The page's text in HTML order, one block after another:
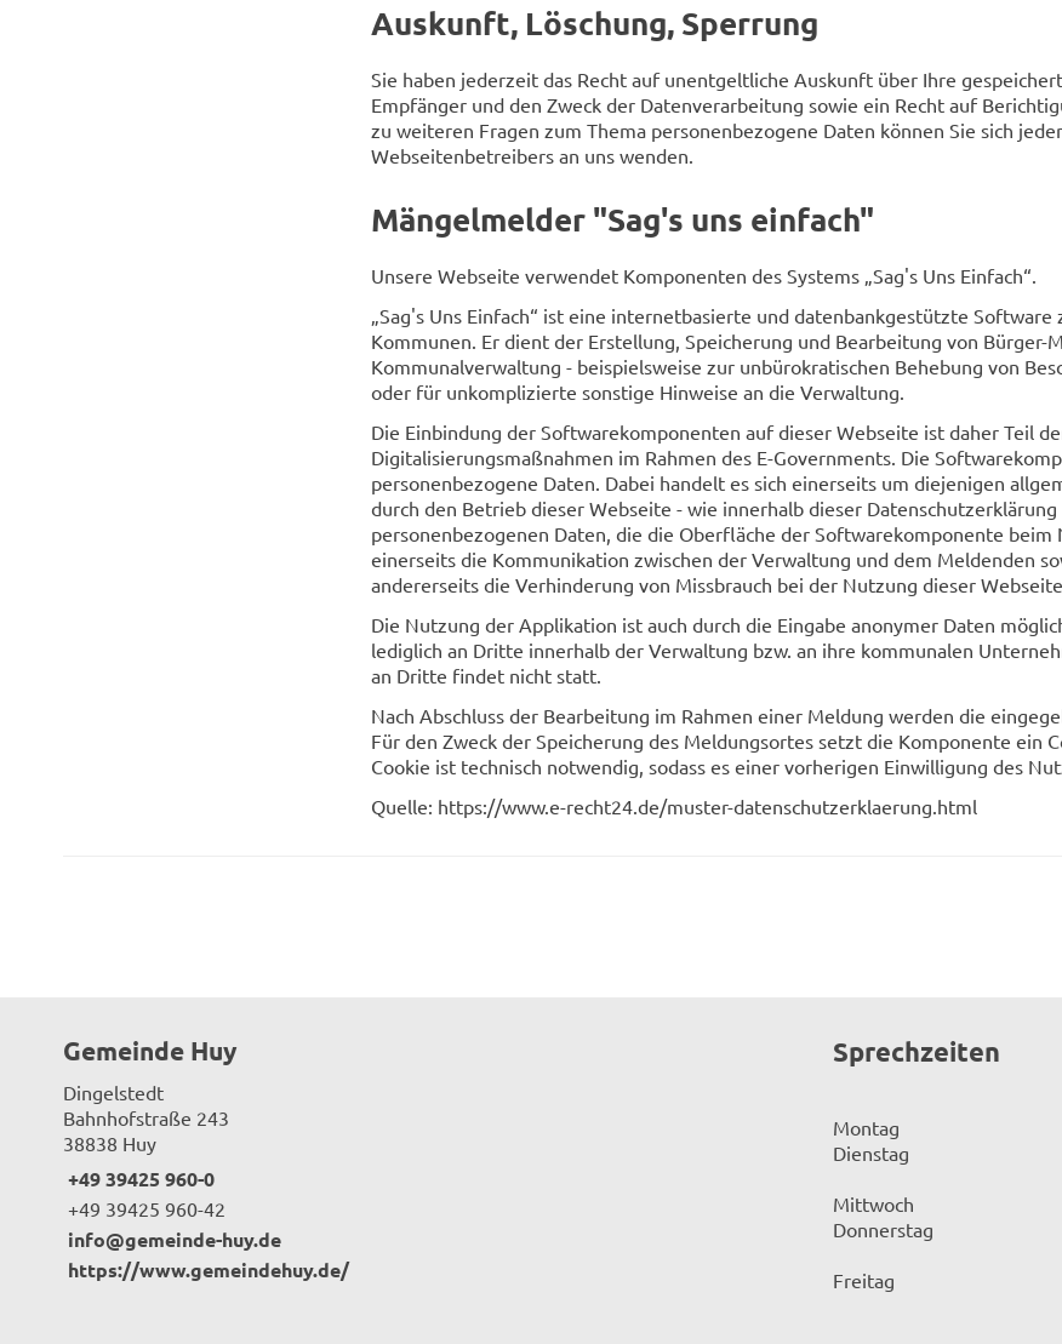
Auskunft, Löschung, Sperrung
Sie haben jederzeit das Recht auf unentgeltliche Auskunft über Ihre
Empfänger und den Zweck der Datenverarbeitung sowie ein Recht auf
zu weiteren Fragen zum Thema personenbezogene Daten können Sie sich
Webseitenbetreibers an uns wenden.
Mängelmelder "Sag's uns einfach"
Unsere Webseite verwendet Komponenten des Systems „Sag's Uns Einfach“.
„Sag's Uns Einfach“ ist eine internetbasierte und datenbankgestützte
Kommunen. Er dient der Erstellung, Speicherung und Bearbeitung von
Kommunalverwaltung - beispielsweise zur unbürokratischen Behebung von
oder für unkomplizierte sonstige Hinweise an die Verwaltung.
Die Einbindung der Softwarekomponenten auf dieser Webseite ist daher Teil
Digitalisierungsmaßnahmen im Rahmen des E-Governments. Die
personenbezogene Daten. Dabei handelt es sich einerseits um diejenigen
durch den Betrieb dieser Webseite - wie innerhalb dieser
personenbezogenen Daten, die die Oberfläche der Softwarekomponente
einerseits die Kommunikation zwischen der Verwaltung und dem Meldenden
andererseits die Verhinderung von Missbrauch bei der Nutzung dieser
Die Nutzung der Applikation ist auch durch die Eingabe anonymer Daten
lediglich an Dritte innerhalb der Verwaltung bzw. an ihre kommunalen
an Dritte findet nicht statt.
Nach Abschluss der Bearbeitung im Rahmen einer Meldung werden die
Für den Zweck der Speicherung des Meldungsortes setzt die Komponente ein
Cookie ist technisch notwendig, sodass es einer vorherigen Einwilligung des
Quelle: https://www.e-recht24.de/muster-datenschutzerklaerung.html
Gemeinde Huy
Dingelstedt
Bahnhofstraße 243
38838 Huy
+49 39425 960-0
+49 39425 960-42
info@gemeinde-huy.de
https://www.gemeindehuy.de/
Sprechzeiten
Montag
Dienstag
Mittwoch
Donnerstag
Freitag